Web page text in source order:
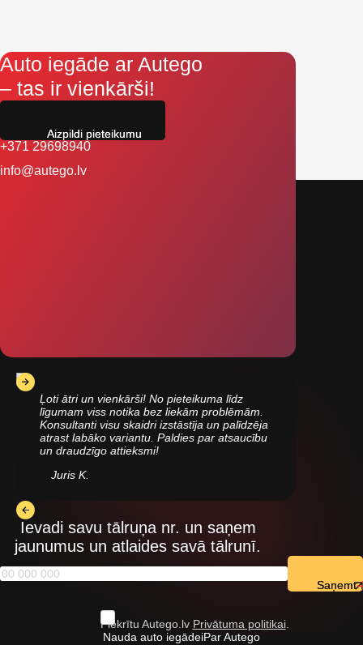
Auto iegāde ar Autego
– tas ir vienkārši!
+371 29698940
info@autego.lv
Ļoti ātri un vienkārši! No pieteikuma līdz
līgumam viss notika bez liekām problēmām.
Konsultanti visu skaidri izstāstīja un palīdzēja
atrast labāko variantu. Paldies par atsaucību
un draudzīgo attieksmi!
Juris K.
Ievadi savu tālruņa nr. un saņem
jaunumus un atlaides savā tālrunī.
Piekrītu Autego.lv Privātuma politikai.
Nauda auto iegādeiPar Autego